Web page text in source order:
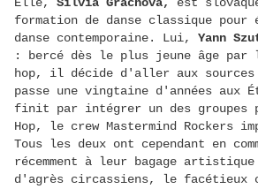
formation de danse classique
danse contemporaine. Lui,
Yann
: bercé dès le plus jeune âge
hop, il décide d'aller aux sources
passe une vingtaine d'années aux
finit par intégrer un des groupes
Hop, le crew Mastermind Rockers
Tous les deux ont cependant en
récemment à leur bagage
d'agrès circassiens, le facétieux